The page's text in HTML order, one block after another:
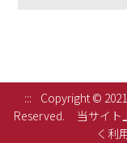
:::
Copyright ©
Reserved.
当サイト
く利